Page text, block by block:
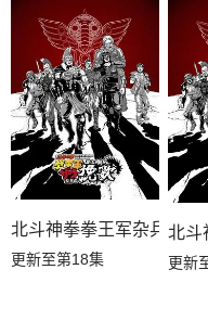
第03集
北斗神拳拳王军杂兵们的
更新至第18集
北斗
更新